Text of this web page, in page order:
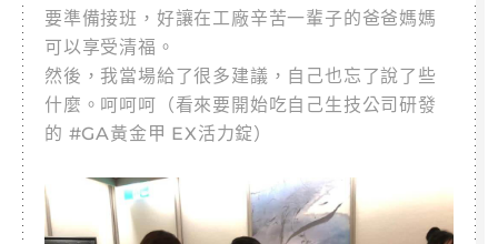
要準備接班，好讓在工廠辛苦一輩子的爸爸媽媽
可以享受清福。
然後，我當場給了很多建議，自己也忘了說了些
什麼。呵呵呵（看來要開始吃自己生技公司研發
的 #GA黃金甲 EX活力錠）